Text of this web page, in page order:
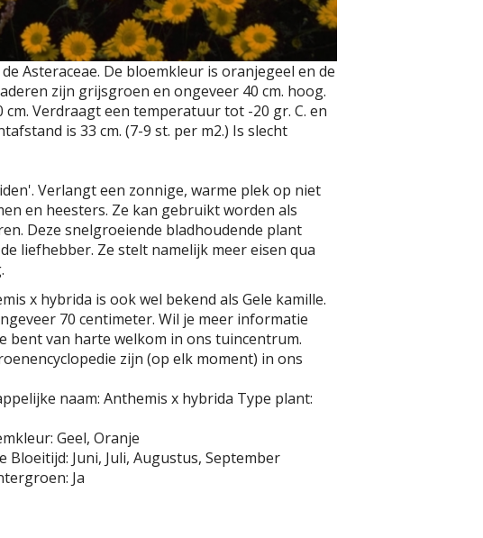
Asteraceae. De bloemkleur is oranjegeel en de
zijn grijsgroen en ongeveer 40 cm. hoog.
cm. Verdraagt een temperatuur tot -20 gr. C. en
is 33 cm. (7-9 st. per m2.) Is slecht
Verlangt een zonnige, warme plek op niet
en heesters. Ze kan gebruikt worden als
Deze snelgroeiende bladhoudende plant
liefhebber. Ze stelt namelijk meer eisen qua
x hybrida is ook wel bekend als Gele kamille.
70 centimeter. Wil je meer informatie
bent van harte welkom in ons tuincentrum.
zijn (op elk moment) in ons
naam: Anthemis x hybrida Type plant:
Geel, Oranje
Bloeitijd: Juni, Juli, Augustus, September
Ja